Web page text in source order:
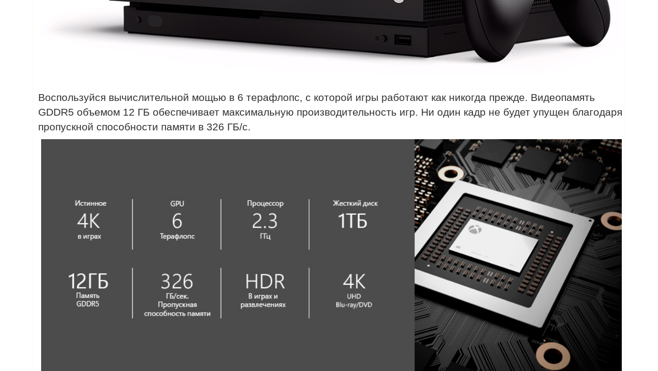
Воспользуйся вычислительной мощью в 6 терафлопс, с которой игры работают как никогда прежде. Видеопамять
GDDR5 объемом 12 ГБ обеспечивает максимальную производительность игр. Ни один кадр не будет упущен благодаря
пропускной способности памяти в 326 ГБ/с.